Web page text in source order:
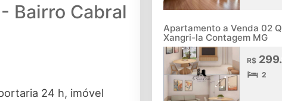
Bairro Cabral
24 h, imóvel
Apartamento a Venda 02
Xangri-la Contagem MG
R$
2